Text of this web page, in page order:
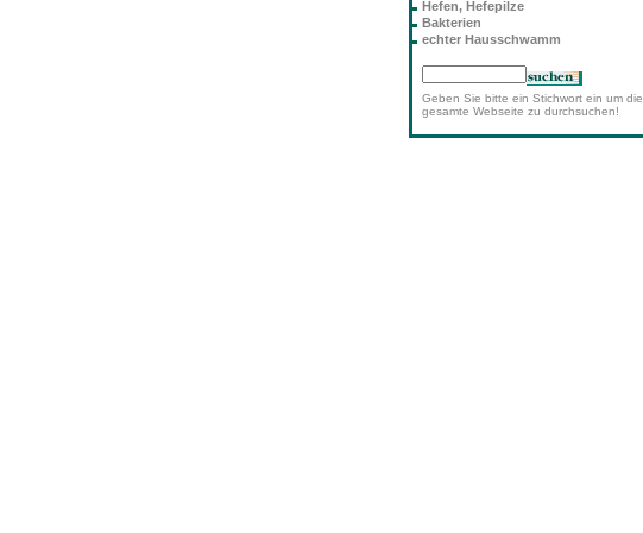
Hefen, Hefepilze
Bakterien
echter Hausschwamm
Geben Sie bitte ein Stichwort ein um die
gesamte Webseite zu durchsuchen!